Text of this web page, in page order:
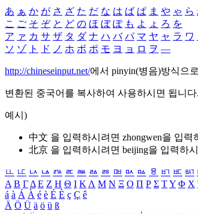
あ ぁ か が さ ざ た だ な は ば ぱ ま や ゃ ら
こ ご そ ぞ と ど の ほ ぼ ぽ も よ ょ ろ を
ア ァ カ サ ザ タ ダ ナ ハ バ パ マ ヤ ャ ラ ワ
ソ ゾ ト ド ノ ホ ボ ポ モ ヨ ョ ロ ヲ ―
http://chineseinput.net/에서 pinyin(병음)방식으
변환된 중국어를 복사하여 사용하시면 됩니다.
예시)
中文 을 입력하시려면 zhongwen을 입력
北京 을 입력하시려면 beijing을 입력하
ㅥ ㅦ ㅧ ㅨ ㅩ ㅪ ㅫ ㅬ ㅭ ㅮ ㅯ ㅰ ㅱ ㅲ ㅳ ㅴ
Α Β ΓΔ Ε Ζ Η Θ Ι ΚΛ Μ Ν Ξ Ο Π Ρ Σ ΤΥ Φ Χ
á à Á À é è É È ç Ç ê
Ä Ö Ü ä ö ü ß